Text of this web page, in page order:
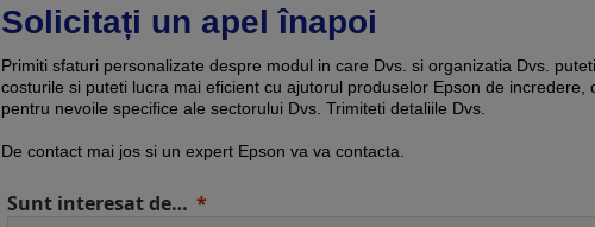
Solicitați un apel înapoi
Primiti sfaturi personalizate despre modul in care Dvs. si organizatia Dvs.
costurile si puteti lucra mai eficient cu ajutorul produselor Epson de incredere,
pentru nevoile specifice ale sectorului Dvs. Trimiteti detaliile Dvs.
De contact mai jos si un expert Epson va va contacta.
Sunt interesat de…